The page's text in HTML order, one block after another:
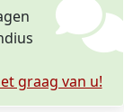
graag van u!